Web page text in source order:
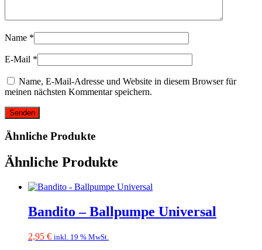
Name *
E-Mail *
Name, E-Mail-Adresse und Website in diesem Browser für
meinen nächsten Kommentar speichern.
Ähnliche Produkte
Ähnliche Produkte
Bandito – Ballpumpe Universal
2,95 € inkl. 19 % MwSt.